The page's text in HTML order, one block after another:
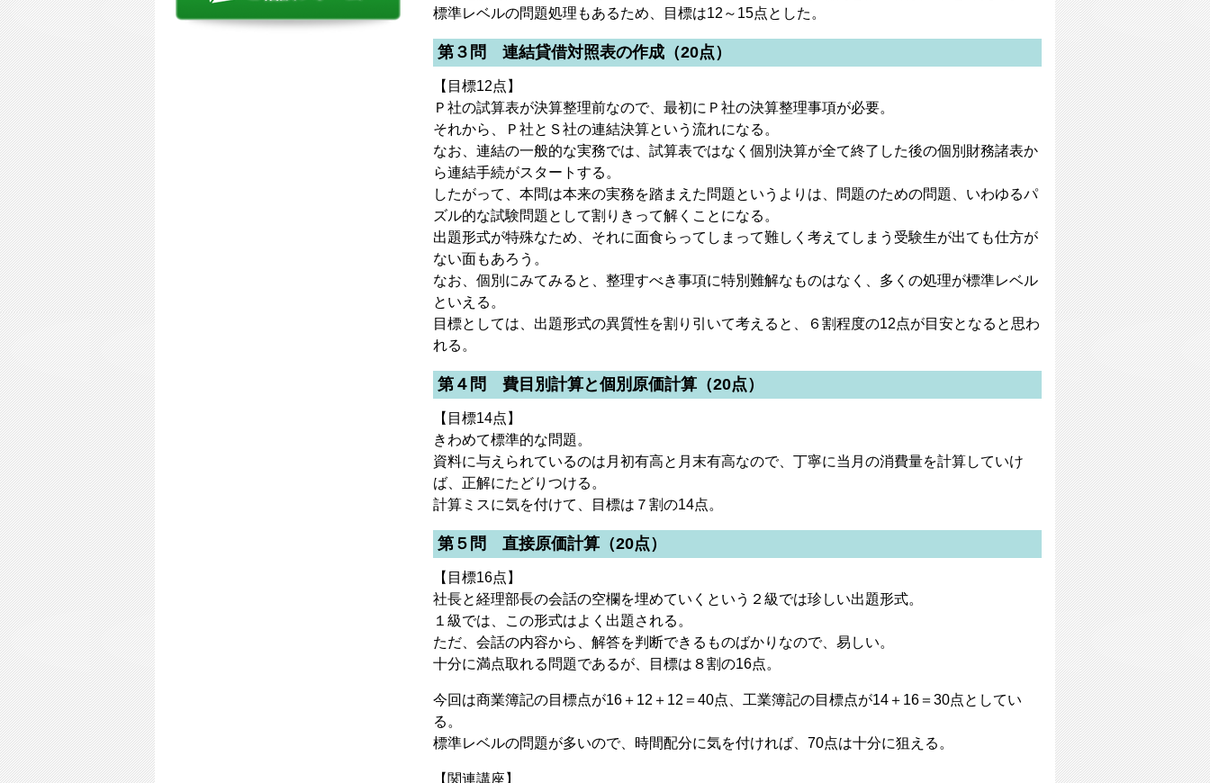
標準レベルの問題処理もあるため、目標は12～15点とした。
第３問 連結貸借対照表の作成（20点）
【目標12点】
Ｐ社の試算表が決算整理前なので、最初にＰ社の決算整理事項が必要。
それから、Ｐ社とＳ社の連結決算という流れになる。
なお、連結の一般的な実務では、試算表ではなく個別決算が全て終了した後の個別財務諸表か
ら連結手続がスタートする。
したがって、本問は本来の実務を踏まえた問題というよりは、問題のための問題、いわゆるパ
ズル的な試験問題として割りきって解くことになる。
出題形式が特殊なため、それに面食らってしまって難しく考えてしまう受験生が出ても仕方が
ない面もあろう。
なお、個別にみてみると、整理すべき事項に特別難解なものはなく、多くの処理が標準レベル
といえる。
目標としては、出題形式の異質性を割り引いて考えると、６割程度の12点が目安となると思わ
れる。
第４問 費目別計算と個別原価計算（20点）
【目標14点】
きわめて標準的な問題。
資料に与えられているのは月初有高と月末有高なので、丁寧に当月の消費量を計算していけ
ば、正解にたどりつける。
計算ミスに気を付けて、目標は７割の14点。
第５問 直接原価計算（20点）
【目標16点】
社長と経理部長の会話の空欄を埋めていくという２級では珍しい出題形式。
１級では、この形式はよく出題される。
ただ、会話の内容から、解答を判断できるものばかりなので、易しい。
十分に満点取れる問題であるが、目標は８割の16点。
今回は商業簿記の目標点が16＋12＋12＝40点、工業簿記の目標点が14＋16＝30点としてい
る。
標準レベルの問題が多いので、時間配分に気を付ければ、70点は十分に狙える。
【関連講座】